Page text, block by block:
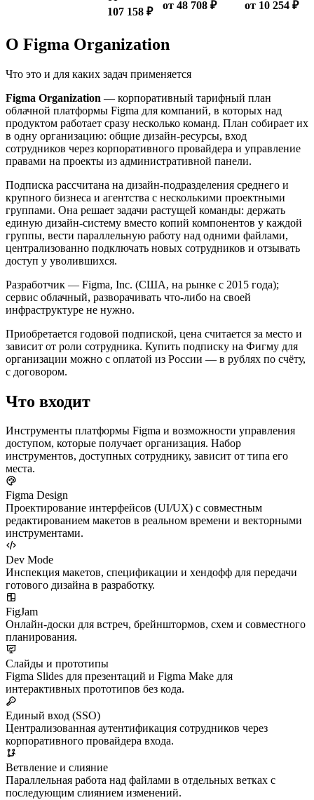
107 158 ₽
от 48 708 ₽ от 10 254 ₽
О Figma Organization
Что это и для каких задач применяется
Figma Organization — корпоративный тарифный план
облачной платформы Figma для компаний, в которых над
продуктом работает сразу несколько команд. План собирает их
в одну организацию: общие дизайн-ресурсы, вход
сотрудников через корпоративного провайдера и управление
правами на проекты из административной панели.
Подписка рассчитана на дизайн-подразделения среднего и
крупного бизнеса и агентства с несколькими проектными
группами. Она решает задачи растущей команды: держать
единую дизайн-систему вместо копий компонентов у каждой
группы, вести параллельную работу над одними файлами,
централизованно подключать новых сотрудников и отзывать
доступ у уволившихся.
Разработчик — Figma, Inc. (США, на рынке с 2015 года);
сервис облачный, разворачивать что-либо на своей
инфраструктуре не нужно.
Приобретается годовой подпиской, цена считается за место и
зависит от роли сотрудника. Купить подписку на Фигму для
организации можно с оплатой из России — в рублях по счёту,
с договором.
Что входит
Инструменты платформы Figma и возможности управления
доступом, которые получает организация. Набор
инструментов, доступных сотруднику, зависит от типа его
места.
Figma Design
Проектирование интерфейсов (UI/UX) с совместным
редактированием макетов в реальном времени и векторными
инструментами.
Dev Mode
Инспекция макетов, спецификации и хендофф для передачи
готового дизайна в разработку.
FigJam
Онлайн-доски для встреч, брейнштормов, схем и совместного
планирования.
Слайды и прототипы
Figma Slides для презентаций и Figma Make для
интерактивных прототипов без кода.
Единый вход (SSO)
Централизованная аутентификация сотрудников через
корпоративного провайдера входа.
Ветвление и слияние
Параллельная работа над файлами в отдельных ветках с
последующим слиянием изменений.